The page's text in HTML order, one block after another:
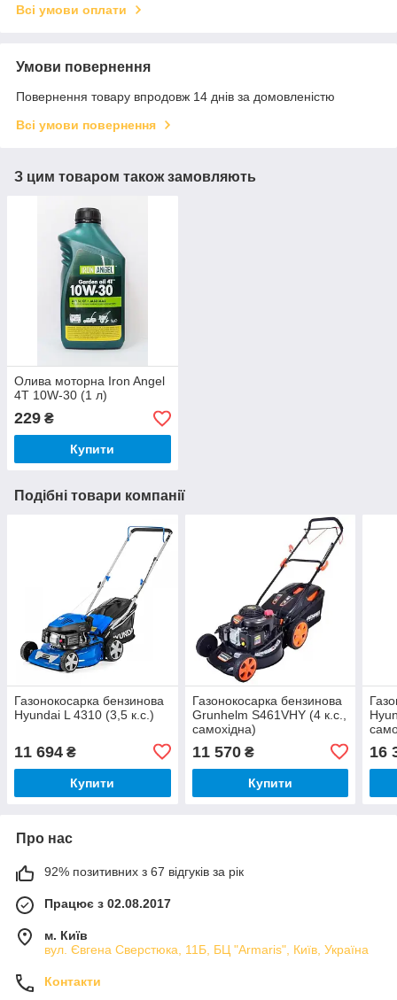
Всі умови оплати
Умови повернення
Повернення товару впродовж 14 днів за домовленістю
Всі умови повернення
З цим товаром також замовляють
Олива моторна Iron Angel
4T 10W-30 (1 л)
229 ₴
Купити
Подібні товари компанії
Газонокосарка бензинова
Hyundai L 4310 (3,5 к.с.)
11 694 ₴
Купити
Газонокосарка бензинова
Grunhelm S461VHY (4 к.с.,
самохідна)
11 570₴
Купити
16
Про нас
92% позитивних з 67 відгуків за рік
Працює з 02.08.2017
м. Київ
вул. Євгена Сверстюка, 11Б, БЦ "Armaris", Київ, Україна
Контакти